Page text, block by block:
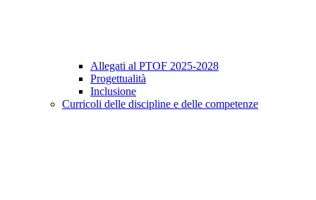
Allegati al PTOF 2025-2028
Progettualità
Inclusione
Curricoli delle discipline e delle competenze